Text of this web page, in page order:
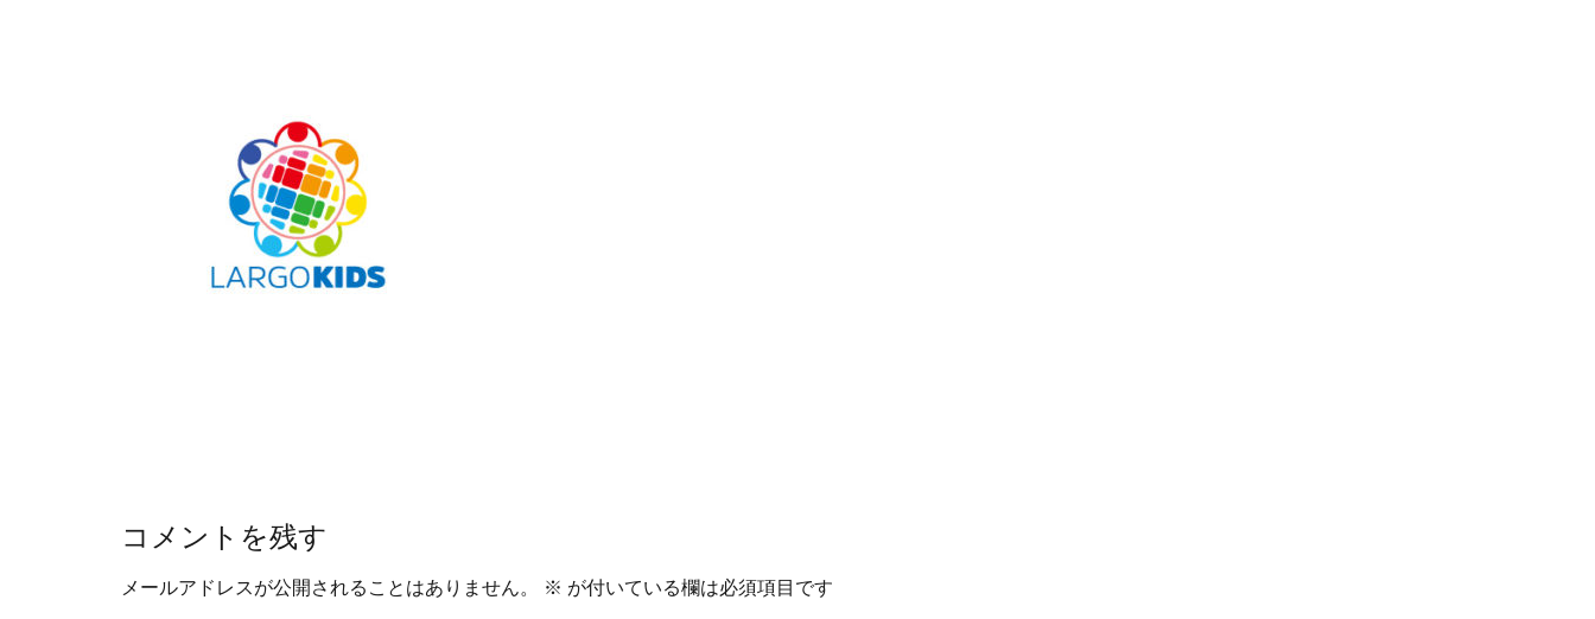
コメントを残す
メールアドレスが公開されることはありません。 ※ が付いている欄は必須項目です